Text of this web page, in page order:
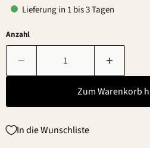
Lieferung in 1 bis 3 Tagen
Anzahl
Zum Warenkorb
In die Wunschliste